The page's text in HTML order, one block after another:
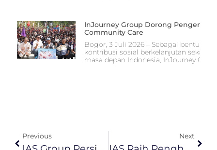
InJourney Group Dorong
Community Care
Bogor, 3 Juli 2026 – Sebagai bentuk
kontribusi sosial berkelanjutan
masa depan Indonesia, InJourney
Previous Next